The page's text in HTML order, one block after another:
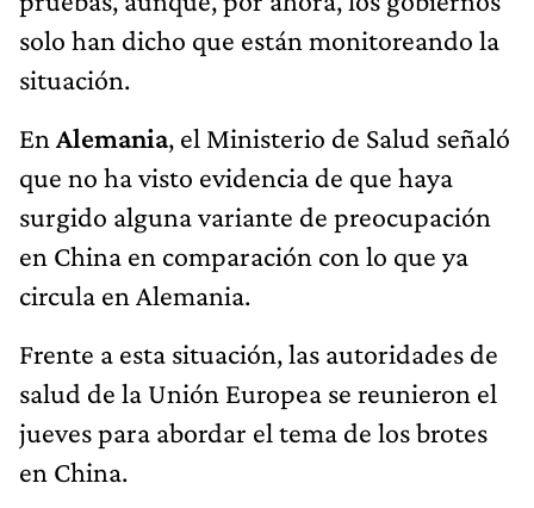
solo han dicho que están monitoreando la
situación.
En Alemania, el Ministerio de Salud señaló
que no ha visto evidencia de que haya
surgido alguna variante de preocupación
en China en comparación con lo que ya
circula en Alemania.
Frente a esta situación, las autoridades de
salud de la Unión Europea se reunieron el
jueves para abordar el tema de los brotes
en China.